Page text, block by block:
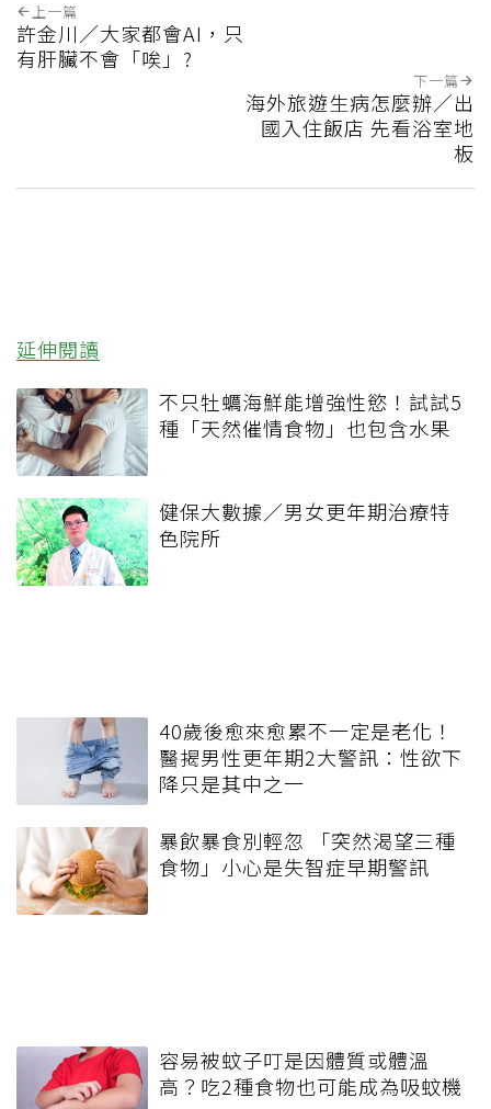
上一篇
許金川／大家都會AI，只
有肝臟不會「唉」?
下一篇
海外旅遊生病怎麼辦／出
國入住飯店 先看浴室地
板
延伸閱讀
不只牡蠣海鮮能增強性慾！試試5
種「天然催情食物」也包含水果
健保大數據／男女更年期治療特
色院所
40歲後愈來愈累不一定是老化！
醫揭男性更年期2大警訊：性欲下
降只是其中之一
暴飲暴食別輕忽 「突然渴望三種
食物」小心是失智症早期警訊
容易被蚊子叮是因體質或體溫
高？吃2種食物也可能成為吸蚊機